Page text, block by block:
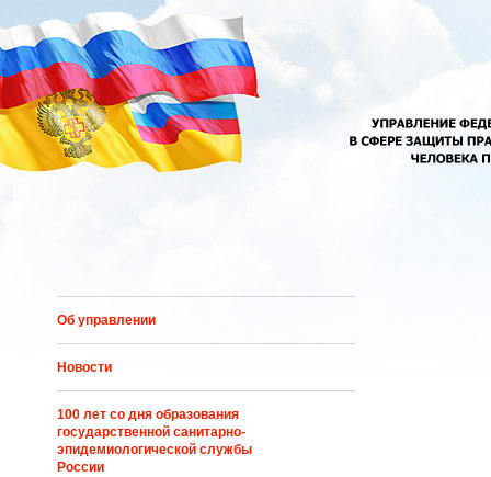
Перейти к основному содержанию
Об управлении
Новости
100 лет со дня образования
государственной санитарно-
эпидемиологической службы
России